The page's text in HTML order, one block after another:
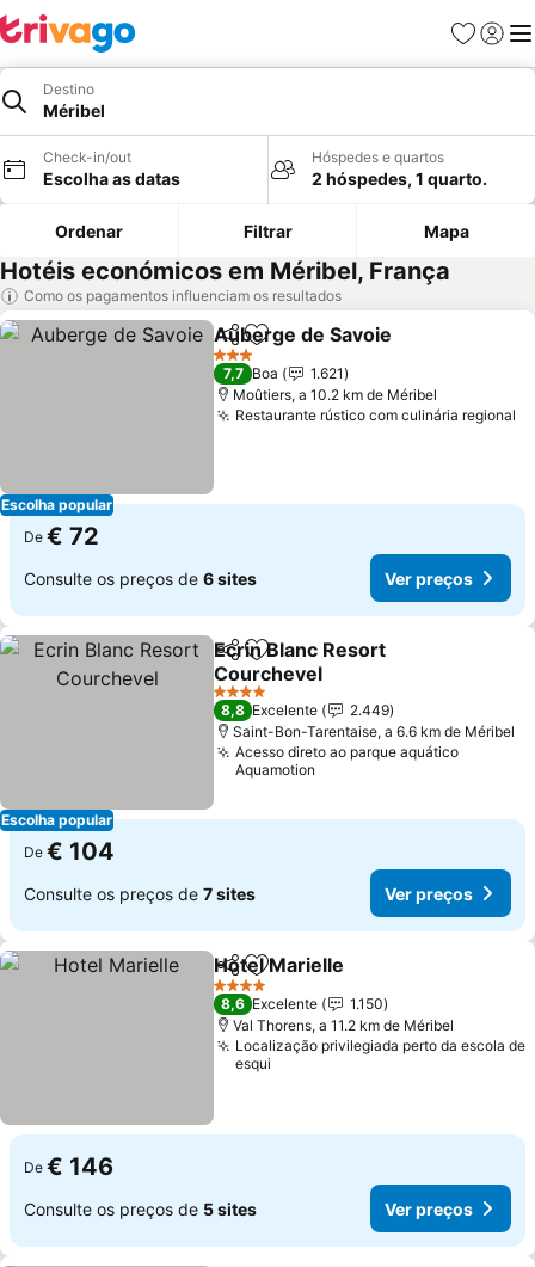
Favoritos
Iniciar
Destino
Méribel
Check-in/out
Escolha as datas
Hóspedes e quartos
2 hóspedes, 1 quarto.
Ordenar Filtrar Mapa
Hotéis económicos em Méribel, França
Como os pagamentos influenciam os resultados
Escolha popular
PartilharAdicionar aos favoritos
Auberge de Savoie
3 Estrelas
7,7 Boa
1.621
Moûtiers, a 10.2 km de Méribel
Restaurante rústico com culinária regional
De € 72
Consulte os preços de 6 sites Ver preços
Escolha popular
PartilharAdicionar aos favoritos
Ecrin Blanc Resort
Courchevel
4 Estrelas
8,8 Excelente
2.449
Saint-Bon-Tarentaise, a 6.6 km de Méribel
Acesso direto ao parque aquático
Aquamotion
De € 104
Consulte os preços de 7 sites Ver preços
PartilharAdicionar aos favoritos
Hotel Marielle
4 Estrelas
8,6 Excelente
1.150
Val Thorens, a 11.2 km de Méribel
Localização privilegiada perto da escola de
esqui
De € 146
Consulte os preços de 5 sites Ver preços